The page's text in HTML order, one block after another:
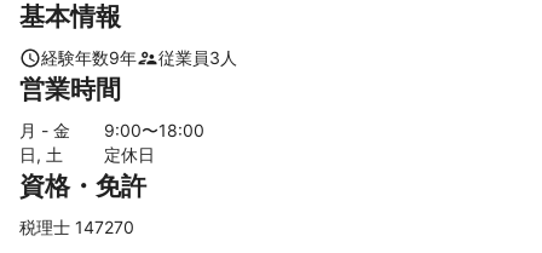
ュニケーションを重視しています。目まぐるしく変化する企業及
ションプランの立案・実施をサポートいたします。
これまでの実績
問わず会計・税務の支援を行っておいります。経理業務支援では
記帳代行及び自計化支援を行っております。お客様にご要望に応
じたアドバイスを行っております
アピールポイント
弊事務所の特徴
基本情報
経験年数9年 従業員3 人
営業時間
月 - 金 9:00〜18:00
日, 土
定休日
資格・免許
税理士 147270